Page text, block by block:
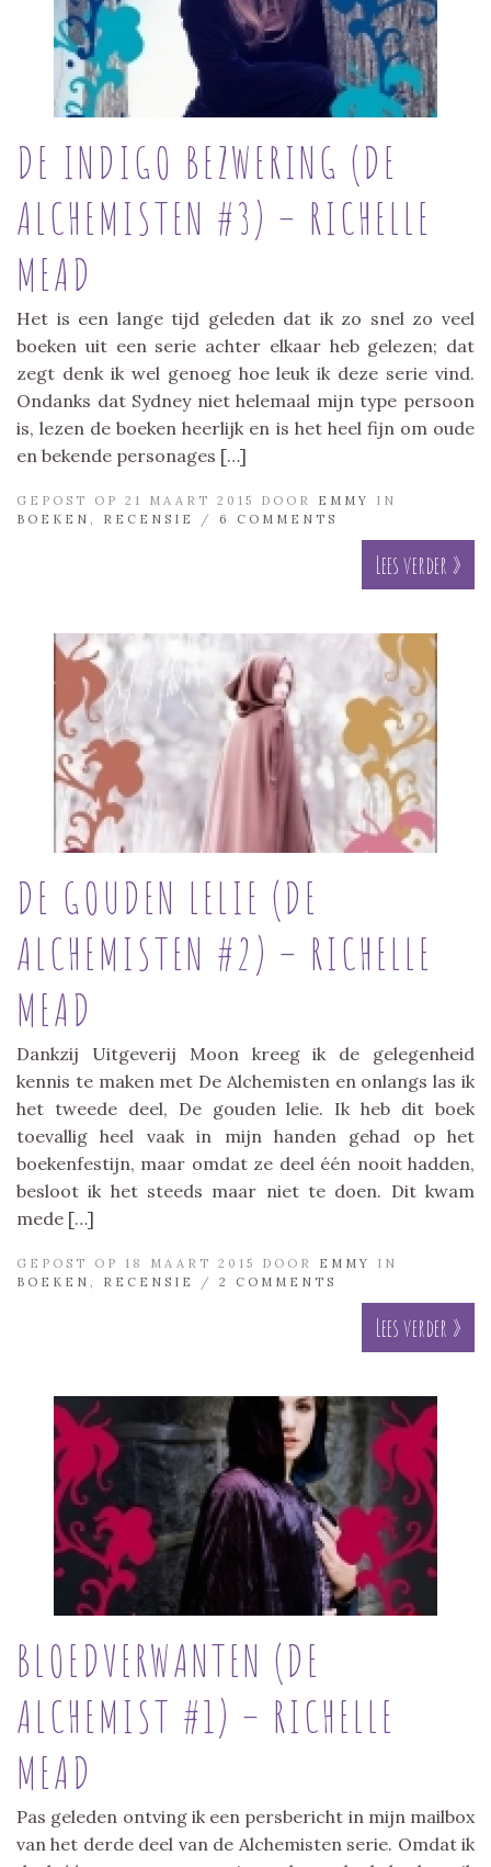
DE INDIGO BEZWERING (DE
ALCHEMISTEN #3) – RICHELLE
MEAD
Het is een lange tijd geleden dat ik zo snel zo veel
boeken uit een serie achter elkaar heb gelezen; dat
zegt denk ik wel genoeg hoe leuk ik deze serie vind.
Ondanks dat Sydney niet helemaal mijn type persoon
is, lezen de boeken heerlijk en is het heel fijn om oude
en bekende personages […]
GEPOST OP 21 MAART 2015 DOOR EMMY
IN
BOEKEN
RECENSIE / 6 COMMENTS
Lees verder »
DE GOUDEN LELIE (DE
ALCHEMISTEN #2) – RICHELLE
MEAD
Dankzij Uitgeverij Moon kreeg ik de gelegenheid
kennis te maken met De Alchemisten en onlangs las ik
het tweede deel, De gouden lelie. Ik heb dit boek
toevallig heel vaak in mijn handen gehad op het
boekenfestijn, maar omdat ze deel één nooit hadden,
besloot ik het steeds maar niet te doen. Dit kwam
mede […]
GEPOST OP 18 MAART 2015 DOOR EMMY
IN
BOEKEN
RECENSIE / 2 COMMENTS
Lees verder »
BLOEDVERWANTEN (DE
ALCHEMIST #1) – RICHELLE
MEAD
Pas geleden ontving ik een persbericht in mijn mailbox
van het derde deel van de Alchemisten serie. Omdat ik